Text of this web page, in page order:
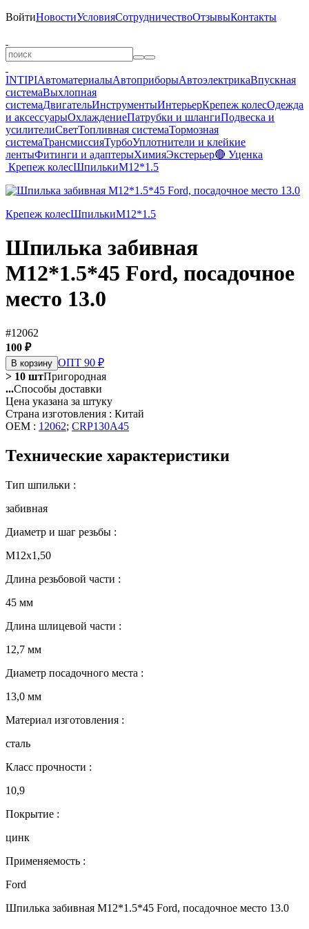
ВойтиНовостиУсловияСотрудничествоОтзывыКонтакты
INTIPIАвтоматериалыАвтоприборыАвтоэлектрикаВпускная
системаВыхлопная
системаДвигательИнструментыИнтерьерКрепеж колесОдежда
и аксессуарыОхлаждениеПатрубки и шлангиПодвеска и
усилителиСветТопливная системаТормозная
системаТрансмиссияТурбоУплотнители и клейкие
лентыФитинги и адаптерыХимияЭкстерьер🔴 Уценка
Крепеж колесШпилькиМ12*1.5
Крепеж колесШпилькиМ12*1.5
Шпилька забивная
М12*1.5*45 Ford, посадочное
место 13.0
#12062
100 ₽
В корзину ОПТ 90 ₽
> 10 штПригородная
...Способы доставки
Цена указана за штуку
Страна изготовления : Китай
OEM : 12062; CRP130A45
Технические характеристики
Тип шпильки :
забивная
Диаметр и шаг резьбы :
М12х1,50
Длина резьбовой части :
45 мм
Длина шлицевой части :
12,7 мм
Диаметр посадочного места :
13,0 мм
Материал изготовления :
сталь
Класс прочности :
10,9
Покрытие :
цинк
Применяемость :
Ford
Шпилька забивная М12*1.5*45 Ford, посадочное место 13.0